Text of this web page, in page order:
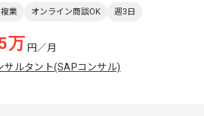
業 オンライン商談OK 週3日
万 円／月
サルタント(SAPコンサル)